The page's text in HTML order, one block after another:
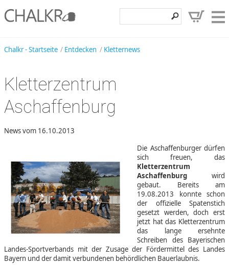
Kundenbereich
Wunschzettel
Chalkr - Startseite Entdecken Kletternews
Kletterzentrum
Aschaffenburg
News vom 16.10.2013
Die Aschaffenburger dürfen
sich freuen, das
Kletterzentrum
Aschaffenburg wird
gebaut. Bereits am
19.08.2013 konnte schon
der offizielle Spatenstich
gesetzt werden, doch erst
jetzt hat das Kletterzentrum
das lange ersehnte
Schreiben des Bayerischen
Landes-Sportverbands mit der Zusage der Fördermittel des Landes
Bayern und der damit verbundenen behördlichen Bauerlaubnis.